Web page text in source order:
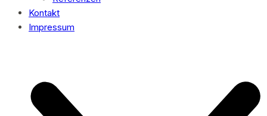
Kontakt
Impressum